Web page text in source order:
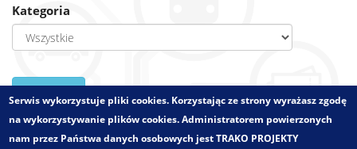
Kategoria
Zatwierdź
Serwis wykorzystuje pliki cookies. Korzystając ze strony wyrażasz zgodę
na wykorzystywanie plików cookies. Administratorem powierzonych
nam przez Państwa danych osobowych jest TRAKO PROJEKTY